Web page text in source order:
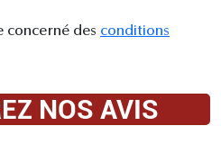
concerné des conditions
NOS AVIS